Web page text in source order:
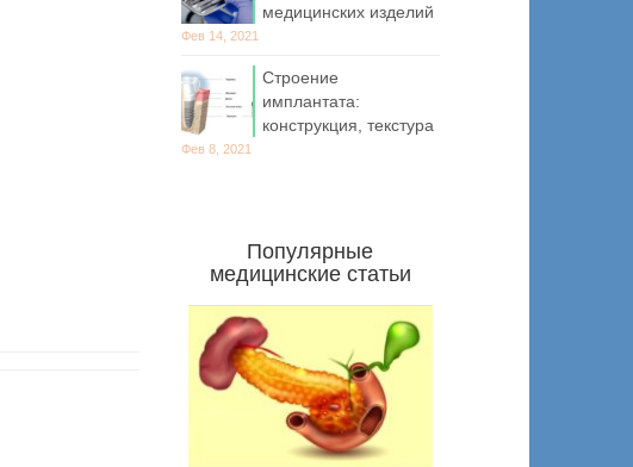
медицинских изделий
Фев 14, 2021
Строение
имплантата:
конструкция, текстура
Фев 8, 2021
Популярные
медицинские статьи